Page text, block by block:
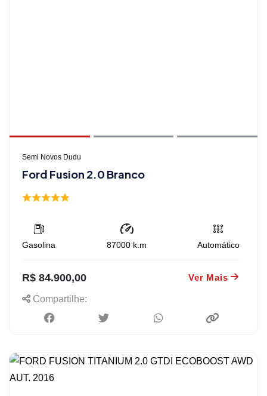
Semi Novos Dudu
Ford Fusion 2.0 Branco
Gasolina 87000k.m Automático
R$ 84.900,00 Ver Mais
Compartilhe: